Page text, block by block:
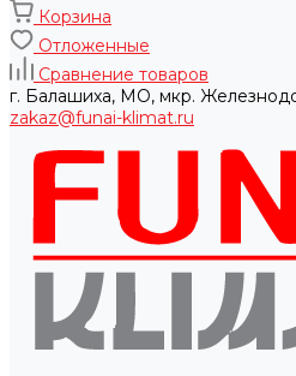
Корзина
Отложенные
Сравнение товаров
г. Балашиха, МО, мкр.
zakaz@funai-klimat.ru